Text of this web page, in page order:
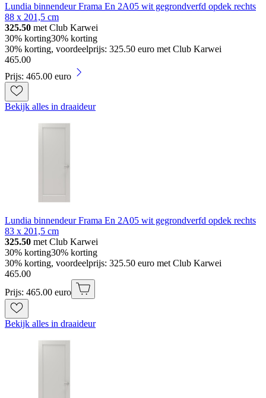
Lundia binnendeur Frama En 2A05 wit gegrondverfd opdek rechts
88 x 201,5 cm
325.50 met Club Karwei
30% korting30% korting
30% korting, voordeelprijs: 325.50 euro met Club Karwei
465.00
Prijs: 465.00 euro
Bekijk alles in draaideur
Lundia binnendeur Frama En 2A05 wit gegrondverfd opdek rechts
83 x 201,5 cm
325.50 met Club Karwei
30% korting30% korting
30% korting, voordeelprijs: 325.50 euro met Club Karwei
465.00
Prijs: 465.00 euro
Bekijk alles in draaideur